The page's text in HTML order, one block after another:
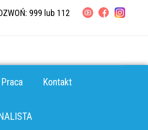
999 lub 112
Praca Kontakt